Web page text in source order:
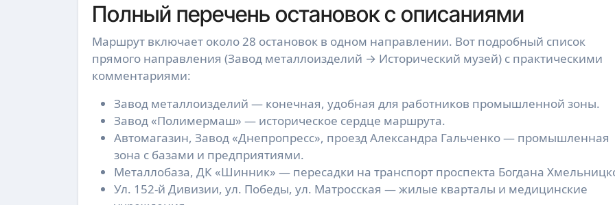
Полный перечень остановок с описаниями
Маршрут включает около 28 остановок в одном направлении. Вот подробный список
прямого направления (Завод металлоизделий → Исторический музей) с практическими
комментариями:
Завод металлоизделий — конечная, удобная для работников промышленной зоны.
Завод «Полимермаш» — историческое сердце маршрута.
Автомагазин, Завод «Днепропресс», проезд Александра Гальченко — промышленная
зона с базами и предприятиями.
Металлобаза, ДК «Шинник» — пересадки на транспорт проспекта Богдана
Ул. 152-й Дивизии, ул. Победы, ул. Матросская — жилые кварталы и медицинские